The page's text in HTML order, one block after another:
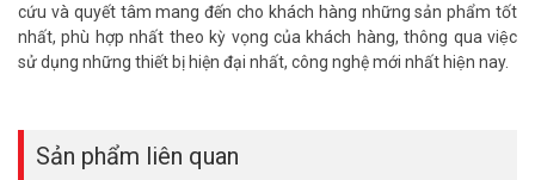
cứu và quyết tâm mang đến cho khách hàng những sản phẩm tốt
nhất, phù hợp nhất theo kỳ vọng của khách hàng, thông qua việc
sử dụng những thiết bị hiện đại nhất, công nghệ mới nhất hiện nay.
Sản phẩm liên quan